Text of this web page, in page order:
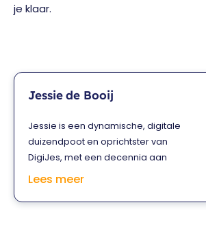
je klaar.
Jessie de Booij
Jessie is een dynamische, digitale
duizendpoot en oprichtster van
DigiJes, met een decennia aan
expertise in digitale content
inspirerende en interactieve
Lees meer